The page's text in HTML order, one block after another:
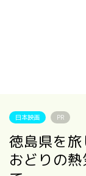
日本映画 PR
徳島県を
おどりの